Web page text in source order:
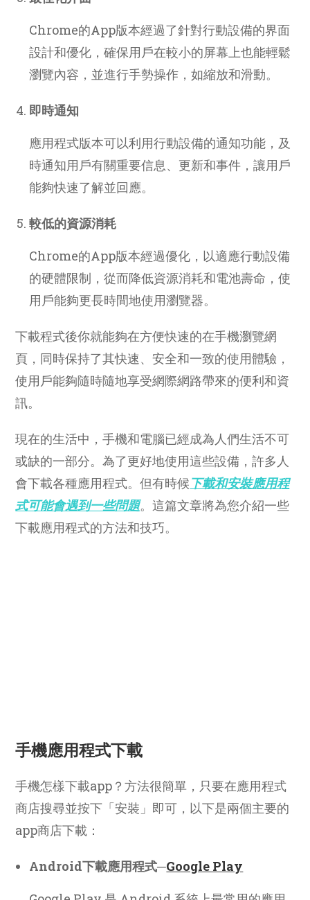
Chrome的App版本經過了針對行動設備的界面
設計和優化，確保用戶在較小的屏幕上也能輕鬆
瀏覽內容，並進行手勢操作，如縮放和滑動。
即時通知
應用程式版本可以利用行動設備的通知功能，及
時通知用戶有關重要信息、更新和事件，讓用戶
能夠快速了解並回應。
較低的資源消耗
Chrome的App版本經過優化，以適應行動設備
的硬體限制，從而降低資源消耗和電池壽命，使
用戶能夠更長時間地使用瀏覽器。
下載程式後你就能夠在方便快速的在手機瀏覽網
頁，同時保持了其快速、安全和一致的使用體驗，
使用戶能夠隨時隨地享受網際網路帶來的便利和資
訊。
現在的生活中，手機和電腦已經成為人們生活不可
或缺的一部分。為了更好地使用這些設備，許多人
會下載各種應用程式。但有時候下載和安裝應用程
式可能會遇到一些問題。這篇文章將為您介紹一些
下載應用程式的方法和技巧。
手機應用程式下載
手機怎樣下載app？方法很簡單，只要在應用程式
商店搜尋並按下「安裝」即可，以下是兩個主要的
app商店下載：
Android下載應用程式─Google Play